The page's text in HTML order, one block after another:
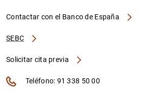
Contactar con el Banco de España
SEBC
Solicitar cita previa
Teléfono: 91 338 50 00